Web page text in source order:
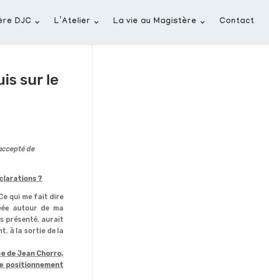
DJC L’Atelier La vie au Magistère Contact
sur le
de
?
qui me fait dire
autour de ma
présenté, aurait
à la sortie de la
de Jean Chorro,
positionnement